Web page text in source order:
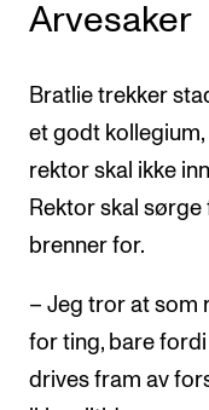
Arvesaker
Bratlie trekker
et godt
rektor skal ikke
Rektor skal
brenner for.
– Jeg tror at som
for ting, bare
drives fram av